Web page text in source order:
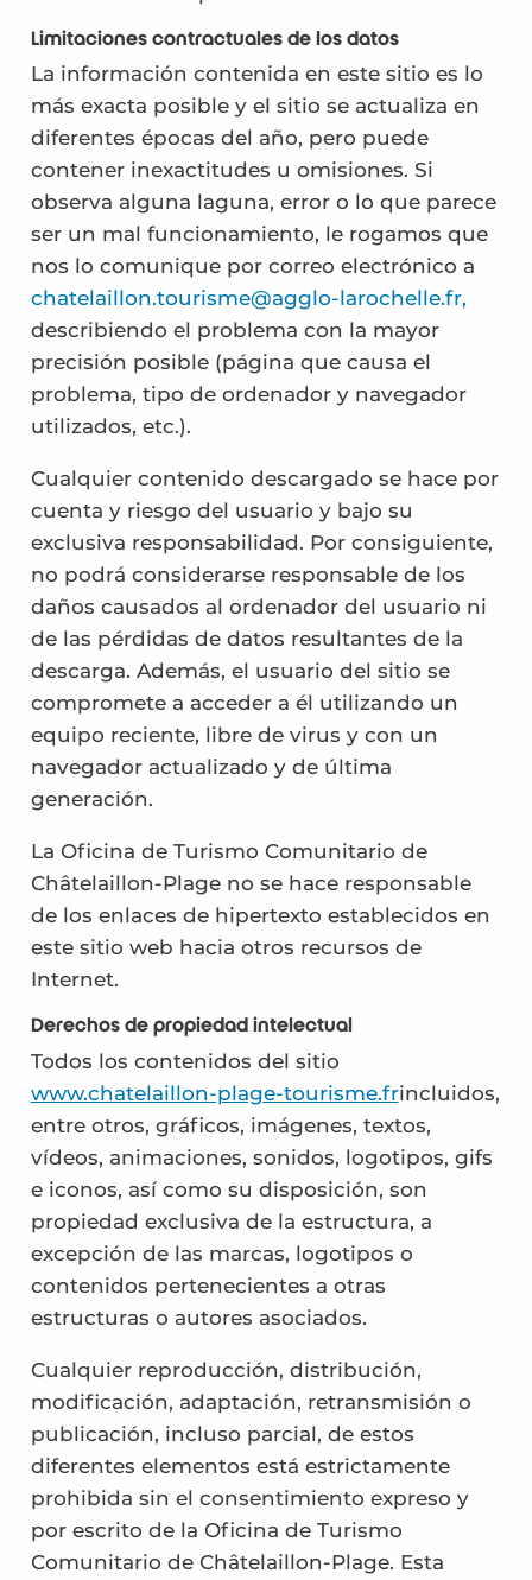
Limitaciones contractuales de los datos
La información contenida en este sitio es lo
más exacta posible y el sitio se actualiza en
diferentes épocas del año, pero puede
contener inexactitudes u omisiones. Si
observa alguna laguna, error o lo que parece
ser un mal funcionamiento, le rogamos que
nos lo comunique por correo electrónico a
chatelaillon.tourisme@agglo-larochelle.fr,
describiendo el problema con la mayor
precisión posible (página que causa el
problema, tipo de ordenador y navegador
utilizados, etc.).
Cualquier contenido descargado se hace por
cuenta y riesgo del usuario y bajo su
exclusiva responsabilidad. Por consiguiente,
no podrá considerarse responsable de los
daños causados al ordenador del usuario ni
de las pérdidas de datos resultantes de la
descarga. Además, el usuario del sitio se
compromete a acceder a él utilizando un
equipo reciente, libre de virus y con un
navegador actualizado y de última
generación.
La Oficina de Turismo Comunitario de
Châtelaillon-Plage no se hace responsable
de los enlaces de hipertexto establecidos en
este sitio web hacia otros recursos de
Internet.
Derechos de propiedad intelectual
Todos los contenidos del sitio
www.chatelaillon-plage-tourisme.frincluidos,
entre otros, gráficos, imágenes, textos,
vídeos, animaciones, sonidos, logotipos, gifs
e iconos, así como su disposición, son
propiedad exclusiva de la estructura, a
excepción de las marcas, logotipos o
contenidos pertenecientes a otras
estructuras o autores asociados.
Cualquier reproducción, distribución,
modificación, adaptación, retransmisión o
publicación, incluso parcial, de estos
diferentes elementos está estrictamente
prohibida sin el consentimiento expreso y
por escrito de la Oficina de Turismo
Comunitario de Châtelaillon-Plage. Esta